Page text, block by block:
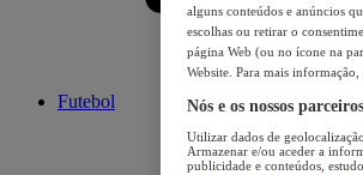
Futebol
alguns conteúdos e anúncios
escolhas ou retirar o
página Web (ou no ícone na
Website. Para mais
Nós e os nossos
Utilizar dados de
Armazenar e/ou aceder a
publicidade e conteúdos,